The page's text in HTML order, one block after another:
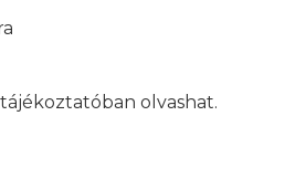
olvashat.